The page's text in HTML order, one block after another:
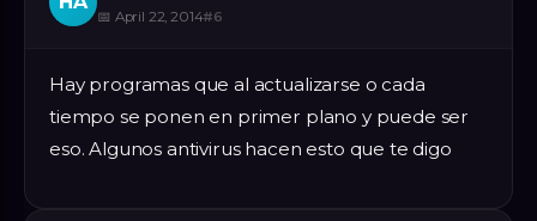
📅 April 22, 2014#6
Hay programas que al actualizarse o cada
tiempo se ponen en primer plano y puede ser
eso. Algunos antivirus hacen esto que te digo